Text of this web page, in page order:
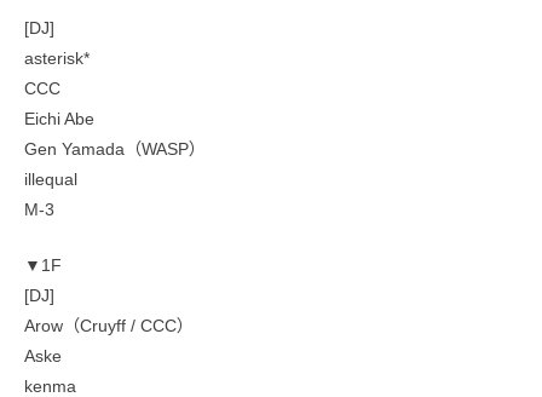
[DJ]
asterisk*
CCC
Eichi Abe
Gen Yamada（WASP）
illequal
M-3
▼1F
[DJ]
Arow（Cruyff / CCC）
Aske
kenma